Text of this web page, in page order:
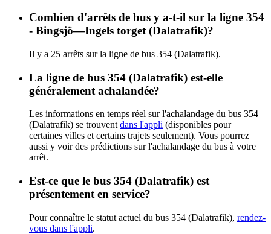
Combien d'arrêts de bus y a-t-il sur la ligne 354
- Bingsjö—Ingels torget (Dalatrafik)?
Il y a 25 arrêts sur la ligne de bus 354 (Dalatrafik).
La ligne de bus 354 (Dalatrafik) est-elle
généralement achalandée?
Les informations en temps réel sur l'achalandage du bus 354
(Dalatrafik) se trouvent dans l'appli (disponibles pour
certaines villes et certains trajets seulement). Vous pourrez
aussi y voir des prédictions sur l'achalandage du bus à votre
arrêt.
Est-ce que le bus 354 (Dalatrafik) est
présentement en service?
Pour connaître le statut actuel du bus 354 (Dalatrafik), rendez-
vous dans l'appli.